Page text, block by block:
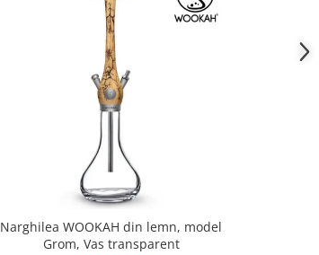
Narghilea WOOKAH din lemn, model
Grom, Vas transparent